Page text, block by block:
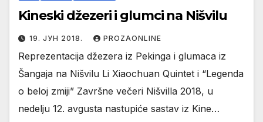
Kineski džezeri i glumci na Nišvilu
19. ЈУН 2018. PROZAONLINE
Reprezentacija džezera iz Pekinga i glumaca iz
Šangaja na Nišvilu Li Xiaochuan Quintet i “Legenda
o beloj zmiji” Završne večeri Nišvilla 2018, u
nedelju 12. avgusta nastupiće sastav iz Kine…